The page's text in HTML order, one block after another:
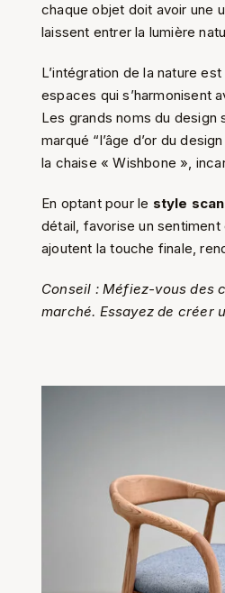
chaque objet doit avoir une
laissent entrer la lumière
L’intégration de la nature
espaces qui s’harmonisent
Les grands noms du design
marqué “l’âge d’or du
la chaise « Wishbone »,
En optant pour le style
détail, favorise un
ajoutent la touche finale,
Conseil : Méfiez-vous des
marché. Essayez de créer